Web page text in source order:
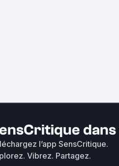
l’app SensCritique.
Vibrez. Partagez.